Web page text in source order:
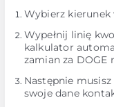
Wybierz kierunek
Wypełnij linię
kalkulator
zamian za DOGE
Następnie
swoje dane